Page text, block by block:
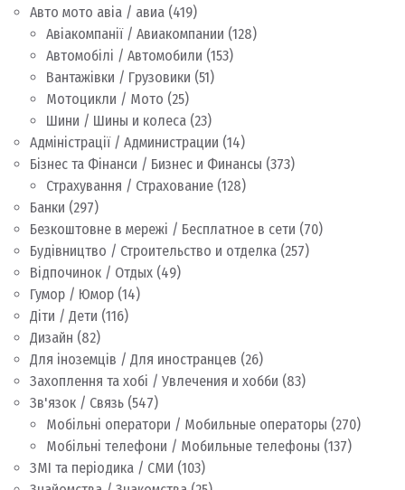
Авто мото авіа / авиа (419)
Авіакомпанії / Авиакомпании (128)
Автомобілі / Автомобили (153)
Вантажівки / Грузовики (51)
Мотоцикли / Мото (25)
Шини / Шины и колеса (23)
Адміністрації / Администрации (14)
Бізнес та Фінанси / Бизнес и Финансы (373)
Страхування / Страхование (128)
Банки (297)
Безкоштовне в мережі / Бесплатное в сети (70)
Будівництво / Строительство и отделка (257)
Відпочинок / Отдых (49)
Гумор / Юмор (14)
Діти / Дети (116)
Дизайн (82)
Для іноземців / Для иностранцев (26)
Захоплення та хобі / Увлечения и хобби (83)
Зв'язок / Связь (547)
Мобільні оператори / Мобильные операторы (270)
Мобільні телефони / Мобильные телефоны (137)
ЗМІ та періодика / СМИ (103)